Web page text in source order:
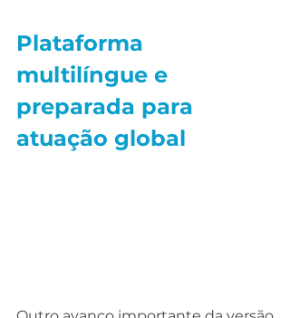
Plataforma
multilíngue e
preparada para
atuação global